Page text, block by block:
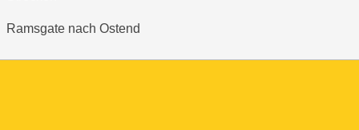
Ramsgate nach Ostend